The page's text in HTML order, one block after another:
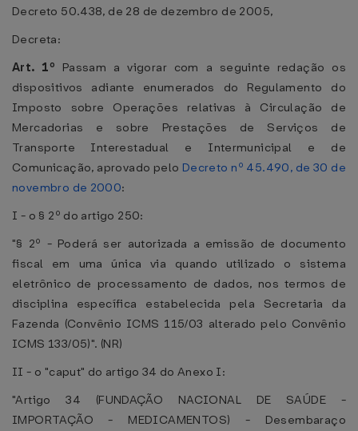
Decreto 50.438, de 28 de dezembro de 2005,
Decreta:
Art. 1º Passam a vigorar com a seguinte redação os
dispositivos adiante enumerados do Regulamento do
Imposto sobre Operações relativas à Circulação de
Mercadorias e sobre Prestações de Serviços de
Transporte Interestadual e Intermunicipal e de
Comunicação, aprovado pelo Decreto nº 45.490, de 30 de
novembro de 2000:
I - o § 2º do artigo 250:
"§ 2º - Poderá ser autorizada a emissão de documento
fiscal em uma única via quando utilizado o sistema
eletrônico de processamento de dados, nos termos de
disciplina específica estabelecida pela Secretaria da
Fazenda (Convênio ICMS 115/03 alterado pelo Convênio
ICMS 133/05)". (NR)
II - o "caput" do artigo 34 do Anexo I:
"Artigo 34 (FUNDAÇÃO NACIONAL DE SAÚDE -
IMPORTAÇÃO - MEDICAMENTOS) - Desembaraço